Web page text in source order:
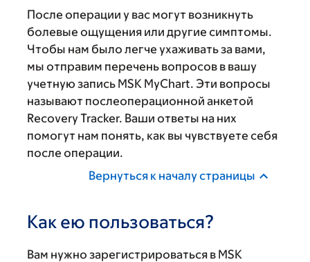
После операции у вас могут возникнуть
болевые ощущения или другие симптомы.
Чтобы нам было легче ухаживать за вами,
мы отправим перечень вопросов в вашу
учетную запись MSK MyChart. Эти вопросы
называют послеоперационной анкетой
Recovery Tracker. Ваши ответы на них
помогут нам понять, как вы чувствуете себя
после операции.
Вернуться к началу страницы
Как ею пользоваться?
Вам нужно зарегистрироваться в MSK